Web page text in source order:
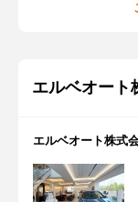
エルベオート
エルベオート株式